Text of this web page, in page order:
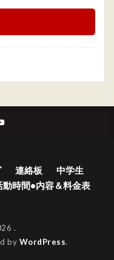
連絡板
中学生
動時間•内容＆料金表
.
by WordPress.